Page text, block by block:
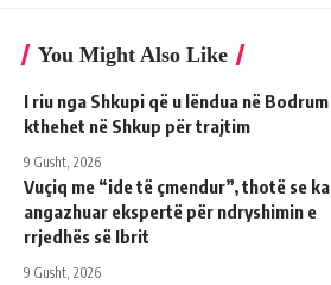
You Might Also Like
I riu nga Shkupi që u lëndua në Bodrum
kthehet në Shkup për trajtim
9 Gusht, 2026
Vuçiq me “ide të çmendur”, thotë se ka
angazhuar ekspertë për ndryshimin e
rrjedhës së Ibrit
9 Gusht, 2026